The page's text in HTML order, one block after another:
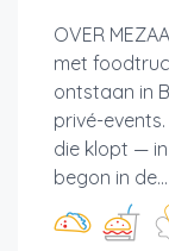
OVER
met
ontstaan in
privé-
die klopt —
begon in de...